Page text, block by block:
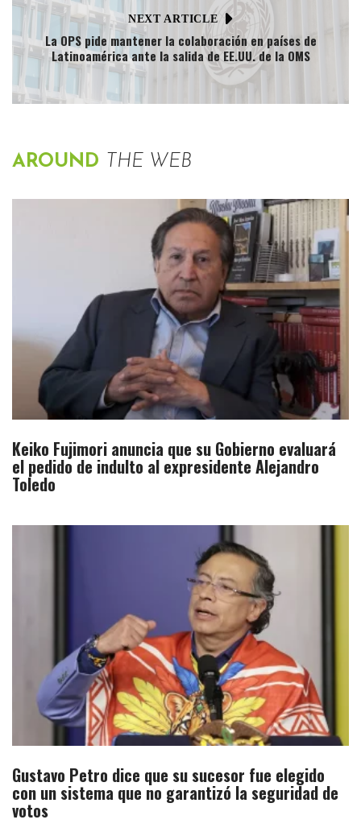
NEXT ARTICLE
La OPS pide mantener la colaboración en países de
Latinoamérica ante la salida de EE.UU. de la OMS
AROUND THE WEB
Keiko Fujimori anuncia que su Gobierno evaluará
el pedido de indulto al expresidente Alejandro
Toledo
Gustavo Petro dice que su sucesor fue elegido
con un sistema que no garantizó la seguridad de
votos